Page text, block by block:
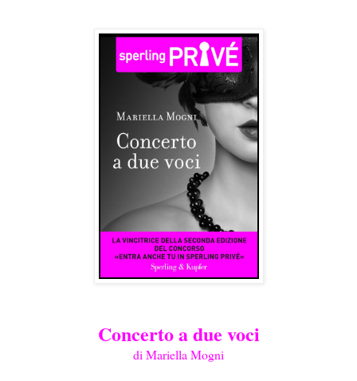
Concerto a due voci
di Mariella Mogni